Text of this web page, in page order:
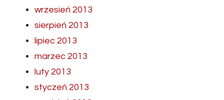
wrzesień 2013
sierpień 2013
lipiec 2013
marzec 2013
luty 2013
styczeń 2013